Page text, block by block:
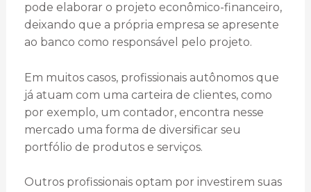
pode elaborar o projeto econômico-financeiro,
deixando que a própria empresa se apresente
ao banco como responsável pelo projeto.
Em muitos casos, profissionais autônomos que
já atuam com uma carteira de clientes, como
por exemplo, um contador, encontra nesse
mercado uma forma de diversificar seu
portfólio de produtos e serviços.
Outros profissionais optam por investirem suas